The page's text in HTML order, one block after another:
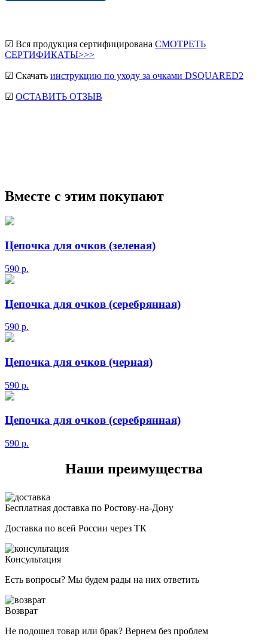
☑ Вся продукция сертифицирована СМОТРЕТЬ
СЕРТИФИКАТЫ>>>
☑ Скачать инструкцию по уходу за очками DSQUARED2
☑ ОСТАВИТЬ ОТЗЫВ
Вместе с этим покупают
Цепочка для очков (зеленая)
590 р.
Цепочка для очков (серебрянная)
590 р.
Цепочка для очков (черная)
590 р.
Цепочка для очков (серебрянная)
590 р.
Наши преимущества
Бесплатная доставка по Ростову-на-Дону
Доставка по всей России через ТК
Консультация
Есть вопросы? Мы будем рады на них ответить
Возврат
Не подошел товар или брак? Вернем без проблем